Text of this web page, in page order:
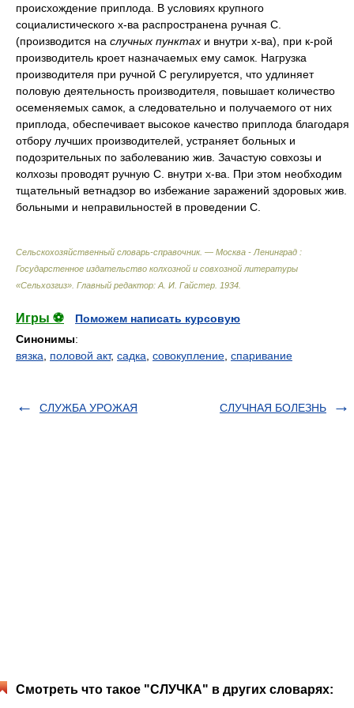
происхождение приплода. В условиях крупного
социалистического х-ва распространена ручная С.
(производится на случных пунктах и внутри х-ва), при к-рой
производитель кроет назначаемых ему самок. Нагрузка
производителя при ручной С регулируется, что удлиняет
половую деятельность производителя, повышает количество
осеменяемых самок, а следовательно и получаемого от них
приплода, обеспечивает высокое качество приплода благодаря
отбору лучших производителей, устраняет больных и
подозрительных по заболеванию жив. Зачастую совхозы и
колхозы проводят ручную С. внутри х-ва. При этом необходим
тщательный ветнадзор во избежание заражений здоровых жив.
больными и неправильностей в проведении С.
Сельскохозяйственный словарь-справочник. — Москва - Ленинград :
Государстенное издательство колхозной и совхозной литературы
«Сельхозгиз» Главный редактор: А. И. Гайстер 1934
Игры ⚽
Поможем написать курсовую
Синонимы:
вязка
половой акт, садка совокупление спаривание
СЛУЖБА УРОЖАЯ СЛУЧНАЯ БОЛЕЗНЬ
Смотреть что такое "СЛУЧКА" в других словарях: